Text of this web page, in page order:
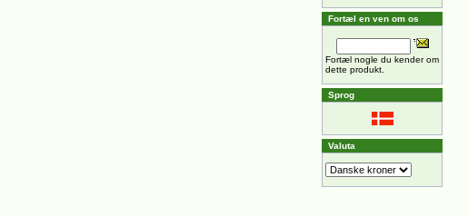
Fortæl en ven om os
Fortæl nogle du kender om
dette produkt.
Sprog
Valuta